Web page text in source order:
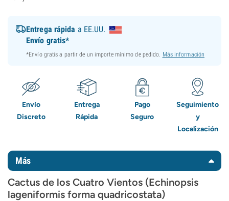
Entrega rápida a EE.UU.
Envío gratis*
*Envío gratis a partir de un importe mínimo de pedido. Más información
Envío
Discreto
Entrega
Rápida
Pago
Seguro
Seguimiento
y
Localización
Más
Cactus de los Cuatro Vientos (Echinopsis
lageniformis forma quadricostata)